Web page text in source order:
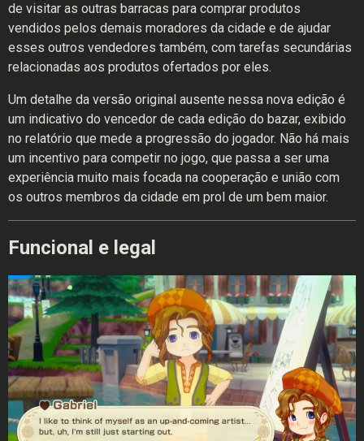
de visitar as outras barracas para comprar produtos
vendidos pelos demais moradores da cidade e de ajudar
esses outros vendedores também, com tarefas secundárias
relacionadas aos produtos ofertados por eles.
Um detalhe da versão original ausente nessa nova edição é
um indicativo do vencedor de cada edição do bazar, exibido
no relatório que mede a progressão do jogador. Não há mais
um incentivo para competir no jogo, que passa a ser uma
experiência muito mais focada na cooperação e união com
os outros membros da cidade em prol de um bem maior.
Funcional e legal